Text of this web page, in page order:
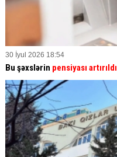
30 İyul 2026 18:54
Bu şəxslərin pensiyası artırıldı